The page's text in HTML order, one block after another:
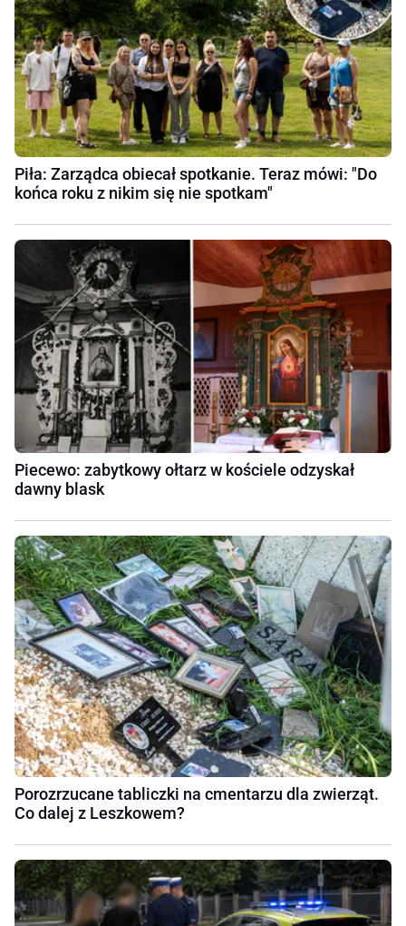
Piła: Zarządca obiecał spotkanie. Teraz mówi: "Do
końca roku z nikim się nie spotkam"
Piecewo: zabytkowy ołtarz w kościele odzyskał
dawny blask
Porozrzucane tabliczki na cmentarzu dla zwierząt.
Co dalej z Leszkowem?